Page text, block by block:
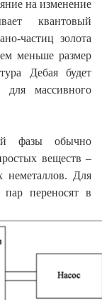
на изменение
квантовый
частиц золота
меньше размер
Дебая будет
для массивного
фазы обычно
веществ –
неметаллов. Для
переносят в